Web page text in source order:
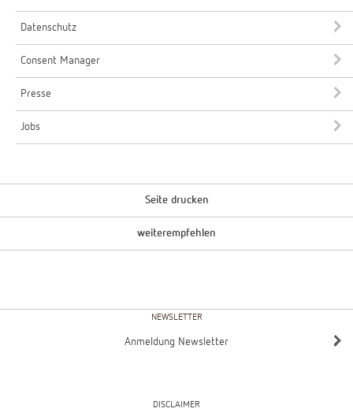
Datenschutz
Consent Manager
Presse
Jobs
Seite drucken
weiterempfehlen
NEWSLETTER
Anmeldung Newsletter
DISCLAIMER